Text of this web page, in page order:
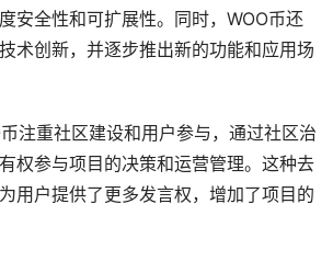
安全性和可扩展性。同时，WOO币还
术创新，并逐步推出新的功能和应用场
注重社区建设和用户参与，通过社区治
权参与项目的决策和运营管理。这种去
用户提供了更多发言权，增加了项目的